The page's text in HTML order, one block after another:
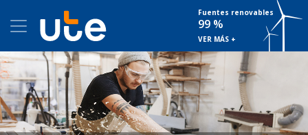
Fuentes renovables
99 %
VER MÁS +